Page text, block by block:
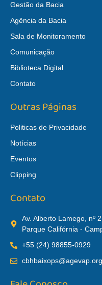
Gestão da Bacia
Agência da Bacia
Sala de Monitoramento
Comunicação
Biblioteca Digital
Contato
Outras Páginas
Politicas de Privacidade
Notícias
Eventos
Clipping
Contato
Av. Alberto Lamego, nº
Parque Califórnia -
+55 (24) 98855-0929